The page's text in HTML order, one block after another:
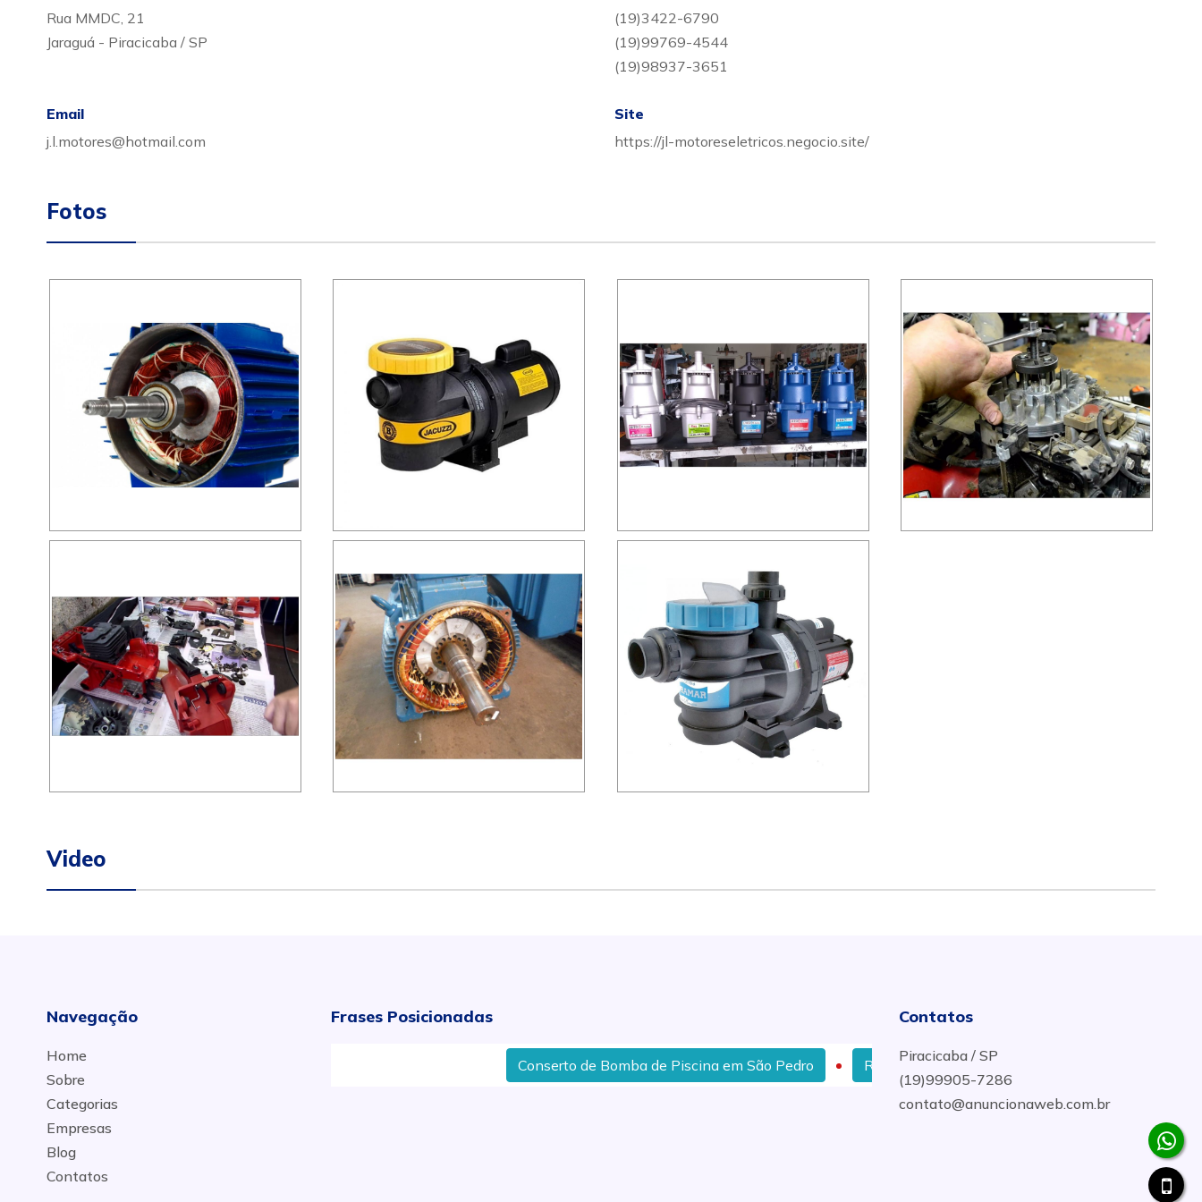
Rua MMDC, 21
Jaraguá - Piracicaba / SP
(19)3422-6790
(19)99769-4544
(19)98937-3651
Email
j.l.motores@hotmail.com
Site
https://jl-motoreseletricos.negocio.site/
Fotos
Video
Navegação
Home
Sobre
Categorias
Empresas
Blog
Contatos
Frases Posicionadas
Conserto de Bomba de Piscina em São Pedro Rebobinamento de Motores Elétricos em São Pedro
Contatos
Piracicaba / SP
(19)99905-7286
contato@anuncionaweb.com.br